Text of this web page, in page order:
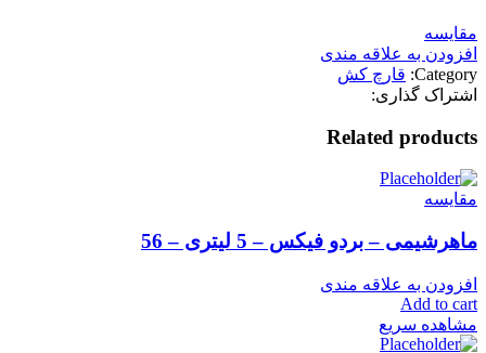
مقایسه
افزودن به علاقه مندی
Category: قارچ کش
اشتراک گذاری:
Related products
مقایسه
ماهرشیمی – بردو فیکس – 5 لیتری – 56
افزودن به علاقه مندی
Add to cart
مشاهده سریع